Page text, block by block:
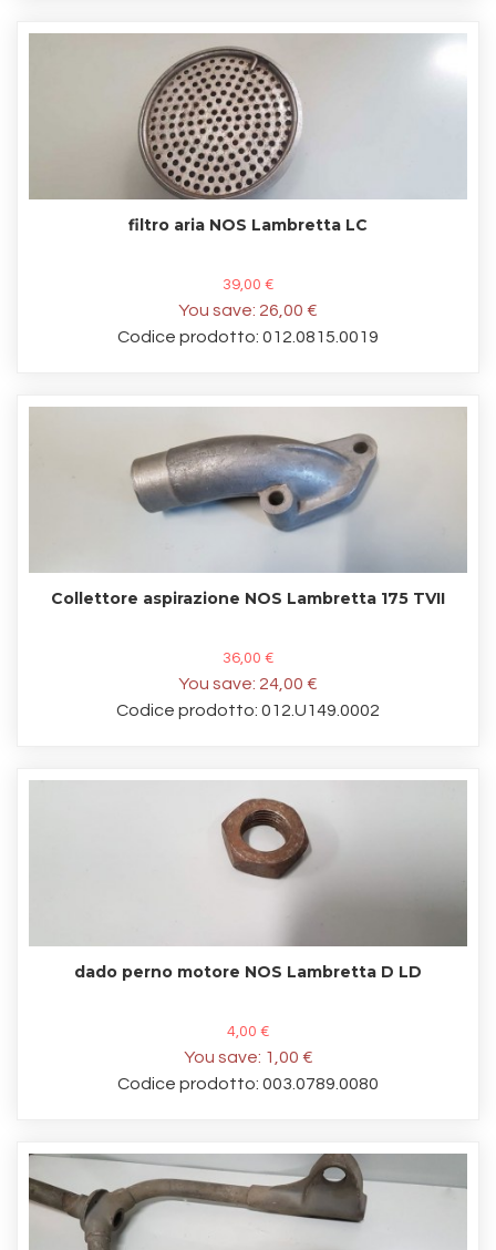
filtro aria NOS Lambretta LC
39,00 €
You save: 26,00 €
Codice prodotto: 012.0815.0019
Collettore aspirazione NOS Lambretta 175 TVII
36,00 €
You save: 24,00 €
Codice prodotto: 012.U149.0002
dado perno motore NOS Lambretta D LD
4,00 €
You save: 1,00 €
Codice prodotto: 003.0789.0080